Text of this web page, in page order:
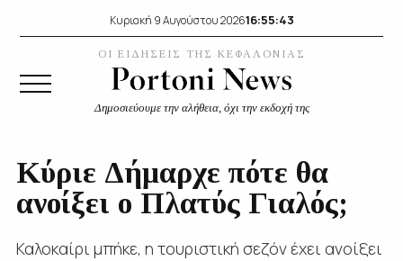
Κυριακή 9 Αυγούστου 202616:55:44
ΟΙ ΕΙΔΗΣΕΙΣ ΤΗΣ ΚΕΦΑΛΟΝΙΑΣ
Δημοσιεύουμε την αλήθεια, όχι την εκδοχή της
Κύριε Δήμαρχε πότε θα
ανοίξει ο Πλατύς Γιαλός;
Καλοκαίρι μπήκε, η τουριστική σεζόν έχει ανοίξει